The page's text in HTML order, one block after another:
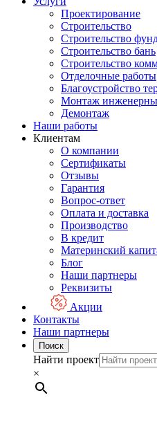
Проектирование
Строительство
Строительство
Строительство бань
Строительство
Отделочные работы
Благоустройство
Монтаж
Демонтаж
Наши работы
Клиентам
О компании
Сертификаты
Отзывы
Гарантия
Вопрос-ответ
Оплата и доставка
Производство
В кредит
Материнский
Блог
Наши партнеры
Реквизиты
Акции
Контакты
Наши партнеры
Поиск
Найти проект
×